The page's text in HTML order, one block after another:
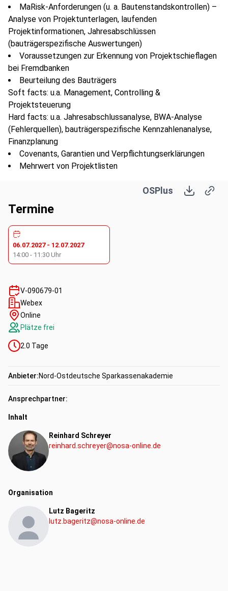
MaRisk-Anforderungen (u. a. Bautenstandskontrollen) –
Analyse von Projektunterlagen, laufenden
Projektinformationen, Jahresabschlüssen
(bauträgerspezifische Auswertungen)
Voraussetzungen zur Erkennung von Projektschieflagen
bei Fremdbanken
Beurteilung des Bauträgers
Soft facts: u.a. Management, Controlling &
Projektsteuerung
Hard facts: u.a. Jahresabschlussanalyse, BWA-Analyse
(Fehlerquellen), bauträgerspezifische Kennzahlenanalyse,
Finanzplanung
Covenants, Garantien und Verpflichtungserklärungen
Mehrwert von Projektlisten
Objektanalyse (bautechnische Anforderungen wie
Bauqualität, Bauweise etc.)
Mikro/makro Standortanalyse (objektive und subjektive
Standortfaktoren)
Bewertung Bauträgerkonzept und Vertriebsmaßnahmen
Hinweise zu versteckten Kreditrisiken, Erkennen
„bilanzkosmetischer“ Maßnahmen und von
Projekt- und Finanzierungsphasen: Finanzierungsaufbau,
Kennzahlen bei Immobilienfinanzierungen
Risiken in der Projektentwicklung und rechtliche Risiken
bei Bauträgerfinanzierungen
OSPlus
Termine
06.07.2027- 12.07.2027
14:00 - 11:30 Uhr
V-090679-01
Webex
Online
Plätze frei
2.0 Tage
Anbieter:Nord-Ostdeutsche Sparkassenakademie
Ansprechpartner:
Inhalt
Reinhard Schreyer
reinhard.schreyer@nosa-online.de
Organisation
Lutz Bageritz
lutz.bageritz@nosa-online.de